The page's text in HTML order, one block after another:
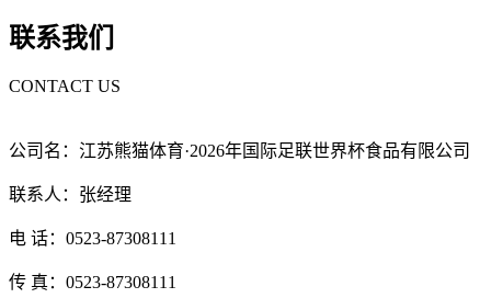
联系我们
CONTACT US
公司名：江苏熊猫体育·2026年国际足联世界杯食品有限公司
联系人：张经理
电 话：0523-87308111
传 真：0523-87308111